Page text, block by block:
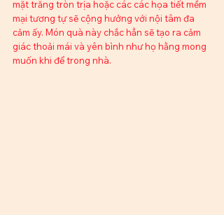
mặt trăng tròn trịa hoặc các các họa tiết mềm
mại tương tự sẽ cộng hưởng với nội tâm đa
cảm ấy. Món quà này chắc hẳn sẽ tạo ra cảm
giác thoải mái và yên bình như họ hằng mong
muốn khi để trong nhà.